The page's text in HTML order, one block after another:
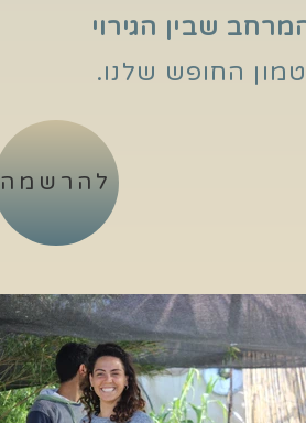
שבין הגירוי
החופש שלנו.
להרשמה